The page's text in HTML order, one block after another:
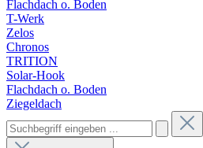
Flachdach o. Boden
T-Werk
Zelos
Chronos
TRITION
Solar-Hook
Flachdach o. Boden
Ziegeldach